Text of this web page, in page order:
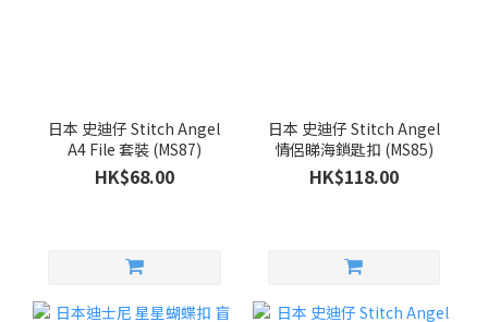
日本 史迪仔 Stitch Angel
A4 File 套裝 (MS87)
HK$68.00
日本 史迪仔 Stitch Angel
情侶睇海鎖匙扣 (MS85)
HK$118.00